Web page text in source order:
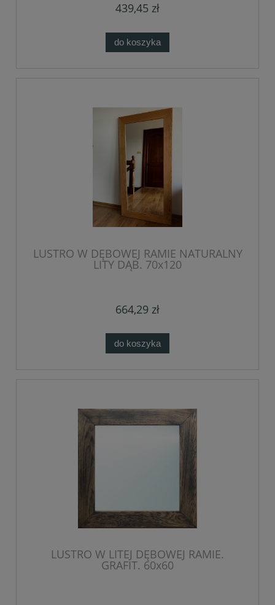
439,45 zł
do koszyka
LUSTRO W DĘBOWEJ RAMIE NATURALNY
LITY DĄB. 70x120
664,29 zł
do koszyka
LUSTRO W LITEJ DĘBOWEJ RAMIE.
GRAFIT. 60x60